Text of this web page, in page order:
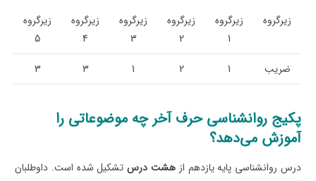
زیرگروه
زیرگروه
1
زیرگروه
2
زیرگروه
3
زیرگروه
4
زیرگروه
5
ضریب
1
2
1
3
3
پکیج روانشناسی حرف آخر چه موضوعاتی را
آموزش می‌دهد؟
درس روانشناسی پایه یازدهم از هشت درستشکیل شده است. داوطلبان